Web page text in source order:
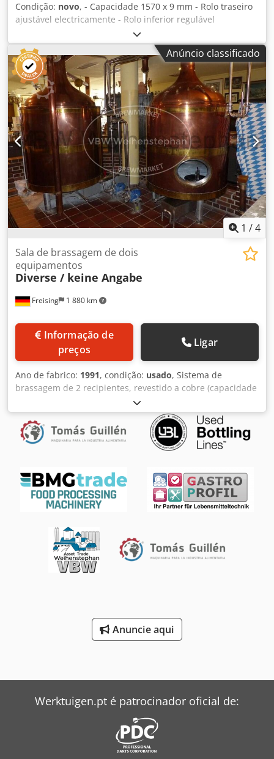
Condição: novo, - Capacidade 1570 x 9 mm - Rolo traseiro
ajustável electricamente - Rolo inferior regulável
eletricamente (fixação do material) - Leitura digital para o
movimento do rolo traseiro - Leitura digital para
movimento do rolo inferior (fixação do material) - Rolos
temperados - Rolos cônicos - Rolo superior giratório
Chodpfog Ntlcjx Agmoa - Sistema de lubrificação central -
Motor freio - Parada de emergência - Documentações -
400V
Anúncio classificado
1 /4
Freising 1 880 km
Sala de brassagem de dois
equipamentos
Diverse / keine Angabe
preços
Ligar
Ano de fabrico: 1991, condição: usado, Sistema de
brassagem de 2 recipientes, revestido a cobre (capacidade
de mosturação 13 hl). Os dois vasos de brassagem são
fabricados em aço inoxidável e revestidos com cobre. A
panela de mosto é aquecida por mantas aquecedoras
elétricas. Alternativamente, é possível equipar a panela
com um sistema de aquecimento a vapor, o que pode ser
(adicional): Capacidade de mosturação de 13 hl
Capacidade: 13 hl por ciclo de brassagem Chodpfx Agjxbn
R Demoa Duração da brassagem aprox.: 8 h Potência:
inoxidável, revestido a cobre Equipamento: 1 tina de
mosturação/filtro, 1 panela de mosto com filtro de lúpulo
(aquecimento elétrico, zonas de aquecimento: 2x lateral,
1x fundo), ambos os recipientes com indicador de
Anuncie aqui
Werktuigen.pt é patrocinador oficial de: